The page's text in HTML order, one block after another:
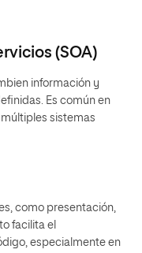
(SOA)
información y
Es común en
sistemas
como presentación,
facilita el
especialmente en